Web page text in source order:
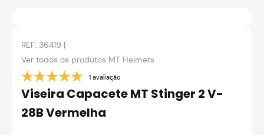
4º fw3
5 º jaqueta
bau
7º axxis fenix
REF: 36419 |
Ver todos os produtos MT Helmets
1 avaliação
Viseira Capacete MT Stinger 2 V-
28B Vermelha